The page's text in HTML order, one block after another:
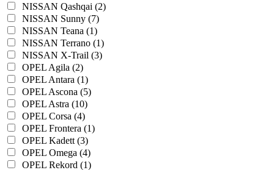
NISSAN Qashqai (2)
NISSAN Sunny (7)
NISSAN Teana (1)
NISSAN Terrano (1)
NISSAN X-Trail (3)
OPEL Agila (2)
OPEL Antara (1)
OPEL Ascona (5)
OPEL Astra (10)
OPEL Corsa (4)
OPEL Frontera (1)
OPEL Kadett (3)
OPEL Omega (4)
OPEL Rekord (1)